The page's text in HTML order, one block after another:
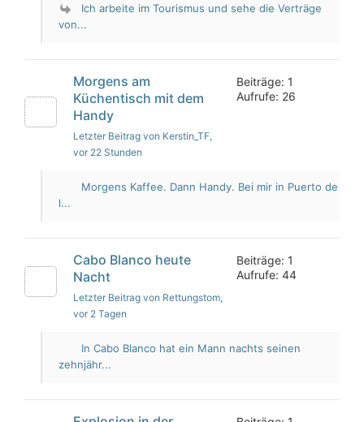
Ich arbeite im Tourismus und sehe die Verträge
von...
Morgens am
Küchentisch mit dem
Handy
Letzter Beitrag von Kerstin_TF,
vor 22 Stunden
Beiträge: 1
Aufrufe: 26
Morgens Kaffee. Dann Handy. Bei mir in Puerto de
l...
Cabo Blanco heute
Nacht
Letzter Beitrag von Rettungstom,
vor 2 Tagen
Beiträge: 1
Aufrufe: 44
In Cabo Blanco hat ein Mann nachts seinen
zehnjähr...